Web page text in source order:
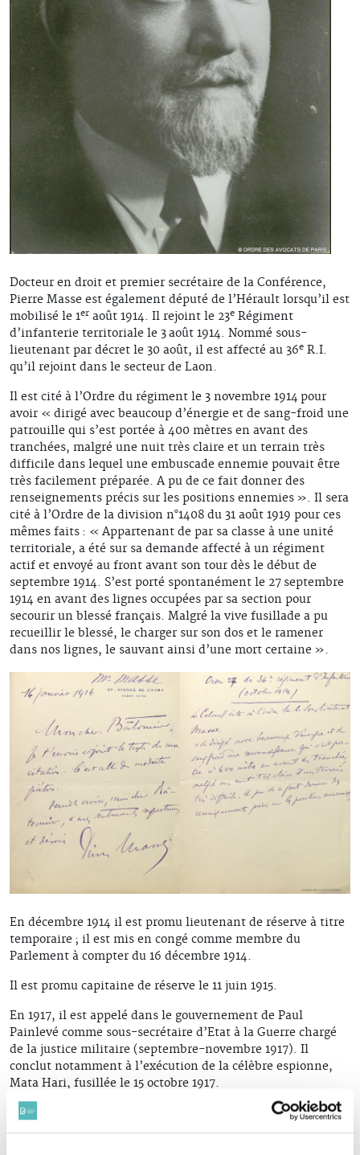
Docteur en droit et premier secrétaire de la Conférence,
Pierre Masse est également député de l’Hérault lorsqu’il est
mobilisé le 1er août 1914. Il rejoint le 23e Régiment
d’infanterie territoriale le 3 août 1914. Nommé sous-
lieutenant par décret le 30 août, il est affecté au 36e R.I.
qu’il rejoint dans le secteur de Laon.
Il est cité à l’Ordre du régiment le 3 novembre 1914 pour
avoir « dirigé avec beaucoup d’énergie et de sang-froid une
patrouille qui s’est portée à 400 mètres en avant des
tranchées, malgré une nuit très claire et un terrain très
difficile dans lequel une embuscade ennemie pouvait être
très facilement préparée. A pu de ce fait donner des
renseignements précis sur les positions ennemies ». Il sera
cité à l’Ordre de la division n°1408 du 31 août 1919 pour ces
mêmes faits : « Appartenant de par sa classe à une unité
territoriale, a été sur sa demande affecté à un régiment
actif et envoyé au front avant son tour dès le début de
septembre 1914. S’est porté spontanément le 27 septembre
1914 en avant des lignes occupées par sa section pour
secourir un blessé français. Malgré la vive fusillade a pu
recueillir le blessé, le charger sur son dos et le ramener
dans nos lignes, le sauvant ainsi d’une mort certaine ».
En décembre 1914 il est promu lieutenant de réserve à titre
temporaire ; il est mis en congé comme membre du
Parlement à compter du 16 décembre 1914.
Il est promu capitaine de réserve le 11 juin 1915.
En 1917, il est appelé dans le gouvernement de Paul
Painlevé comme sous-secrétaire d’Etat à la Guerre chargé
de la justice militaire (septembre-novembre 1917). Il
conclut notamment à l’exécution de la célèbre espionne,
Mata Hari, fusillée le 15 octobre 1917.